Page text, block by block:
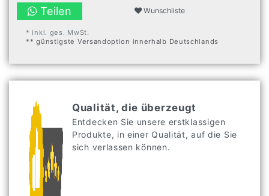
Teilen Wunschliste
* inkl. ges. MwSt.
** günstigste Versandoption innerhalb Deutschlands
Qualität, die überzeugt
Entdecken Sie unsere erstklassigen
Produkte, in einer Qualität, auf die Sie
sich verlassen können.